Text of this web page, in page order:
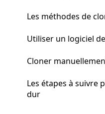
Les méthodes de
Utiliser un logiciel
Cloner
Les étapes à suivre
dur